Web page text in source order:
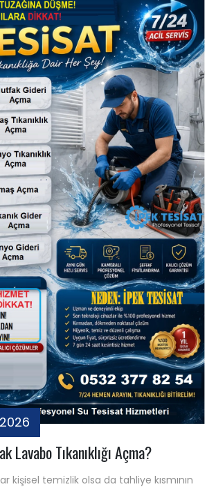
Lavabo Tıkanıklığı Açma?
kişisel temizlik olsa da tahliye kısmının